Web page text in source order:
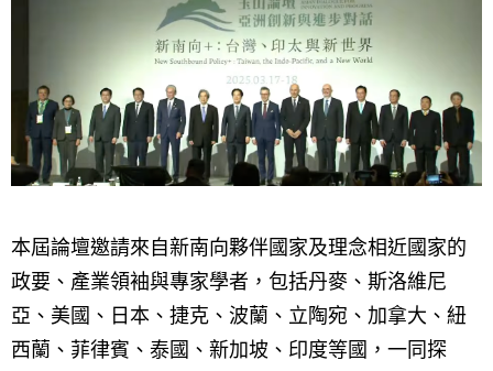
本屆論壇邀請來自新南向夥伴國家及理念相近國家的
政要、產業領袖與專家學者，包括丹麥、斯洛維尼
亞、美國、日本、捷克、波蘭、立陶宛、加拿大、紐
西蘭、菲律賓、泰國、新加坡、印度等國，一同探